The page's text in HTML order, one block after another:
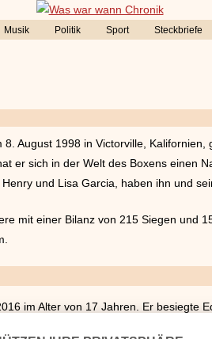
Musik Politik Sport Steckbriefe
August 1998 in Victorville,
er sich in der Welt des Boxens einen
und Lisa Garcia, haben ihn und
mit einer Bilanz von 215 Siegen und
im Alter von 17 Jahren. Er besiegte